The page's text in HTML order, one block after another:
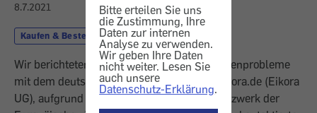
Bitte erteilen Sie uns
die Zustimmung, Ihre
Daten zur internen
Analyse zu verwenden.
Wir geben Ihre Daten
nicht weiter. Lesen Sie
auch unsere
Datenschutz-Erklärung.
8.7.2021
Kaufen & Bestellen Käuferschutz
Wir berichteten am 29.Juni 2021 über Kundenprobleme
mit dem deutschen Onlinemöbelhändler eikora.de (Eikora
UG), aufgrund von Beschwerdefällen im Netzwerk der